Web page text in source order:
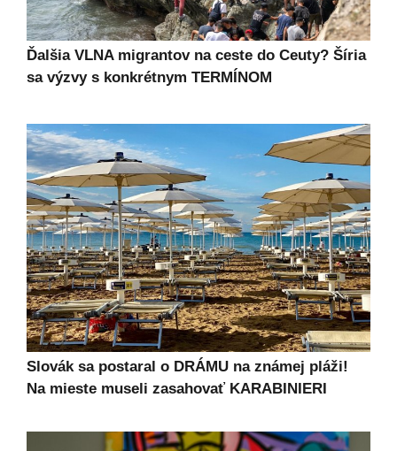
Ďalšia VLNA migrantov na ceste do Ceuty? Šíria
sa výzvy s konkrétnym TERMÍNOM
Slovák sa postaral o DRÁMU na známej pláži!
Na mieste museli zasahovať KARABINIERI